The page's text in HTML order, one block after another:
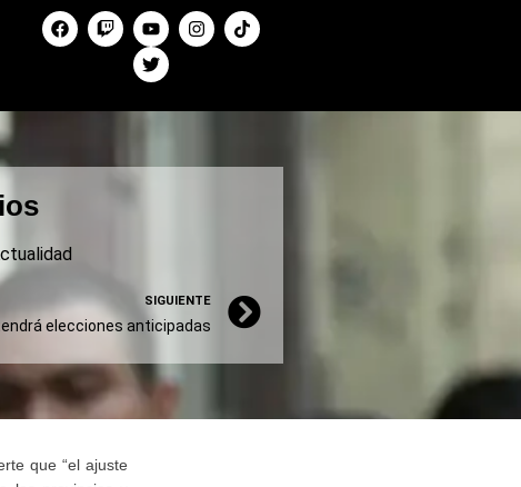
SIGUIENTE
elecciones anticipadas
que “el ajuste